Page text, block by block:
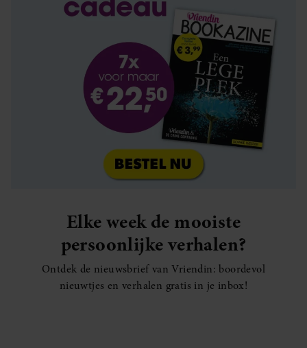
Elke week de mooiste
persoonlijke verhalen?
Ontdek de nieuwsbrief van Vriendin: boordevol
nieuwtjes en verhalen gratis in je inbox!